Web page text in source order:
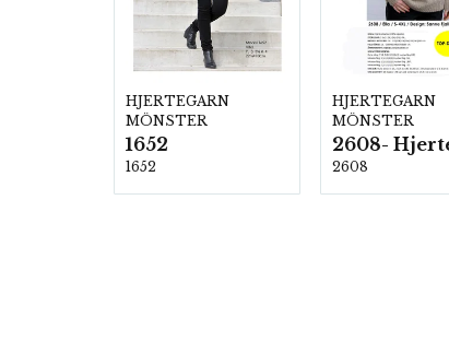
HJERTEGARN
MÖNSTER
1652
1652
HJERTEGARN
MÖNSTER
2608